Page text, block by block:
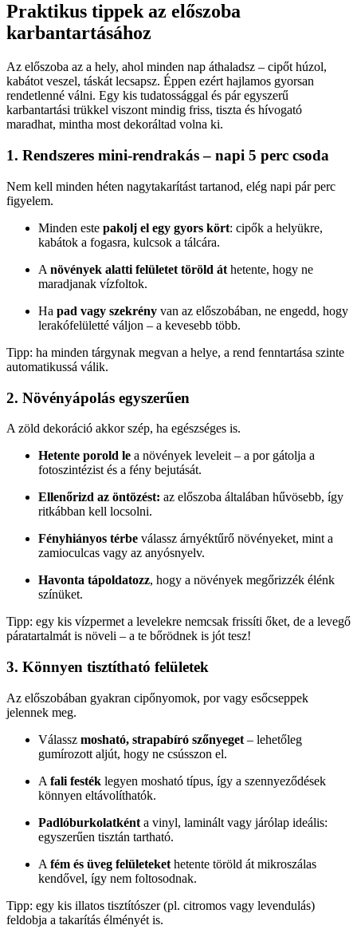
Praktikus tippek az előszoba
karbantartásához
Az előszoba az a hely, ahol minden nap áthaladsz – cipőt húzol,
kabátot veszel, táskát lecsapsz. Éppen ezért hajlamos gyorsan
rendetlenné válni. Egy kis tudatossággal és pár egyszerű
karbantartási trükkel viszont mindig friss, tiszta és hívogató
maradhat, mintha most dekoráltad volna ki.
1. Rendszeres mini-rendrakás – napi 5 perc csoda
Nem kell minden héten nagytakarítást tartanod, elég napi pár perc
figyelem.
Minden este pakolj el egy gyors kört: cipők a helyükre,
kabátok a fogasra, kulcsok a tálcára.
A növények alatti felületet töröld át hetente, hogy ne
maradjanak vízfoltok.
Ha pad vagy szekrény van az előszobában, ne engedd, hogy
lerakófelületté váljon – a kevesebb több.
Tipp: ha minden tárgynak megvan a helye, a rend fenntartása szinte
automatikussá válik.
2. Növényápolás egyszerűen
A zöld dekoráció akkor szép, ha egészséges is.
Hetente porold le a növények leveleit – a por gátolja a
fotoszintézist és a fény bejutását.
Ellenőrizd az öntözést: az előszoba általában hűvösebb, így
ritkábban kell locsolni.
Fényhiányos térbe válassz árnyéktűrő növényeket, mint a
zamioculcas vagy az anyósnyelv.
Havonta tápoldatozz, hogy a növények megőrizzék élénk
színüket.
Tipp: egy kis vízpermet a levelekre nemcsak frissíti őket, de a levegő
páratartalmát is növeli – a te bőrödnek is jót tesz!
3. Könnyen tisztítható felületek
Az előszobában gyakran cipőnyomok, por vagy esőcseppek
jelennek meg.
Válassz mosható, strapabíró szőnyeget – lehetőleg
gumírozott aljút, hogy ne csússzon el.
A fali festék legyen mosható típus, így a szennyeződések
könnyen eltávolíthatók.
Padlóburkolatként a vinyl, laminált vagy járólap ideális:
egyszerűen tisztán tartható.
A fém és üveg felületeket hetente töröld át mikroszálas
kendővel, így nem foltosodnak.
Tipp: egy kis illatos tisztítószer (pl. citromos vagy levendulás)
feldobja a takarítás élményét is.